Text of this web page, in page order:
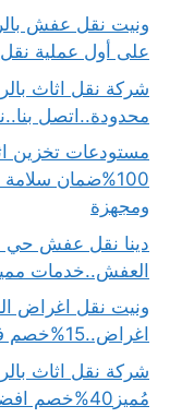
على أول عملية
محدودة..اتصل بنا..نقل
مستودعات تخزين
ومجهزة
العفش..خدمات
ونيت نقل اغراض
اغراض..15%خصم فوري
شركة نقل اثاث
مُميز40%خصم افضل نقل اثاث بالرياض..اتصل الـأن